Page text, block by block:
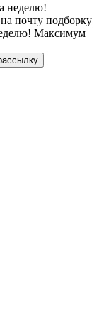
неделю!
почту подборку
Максимум